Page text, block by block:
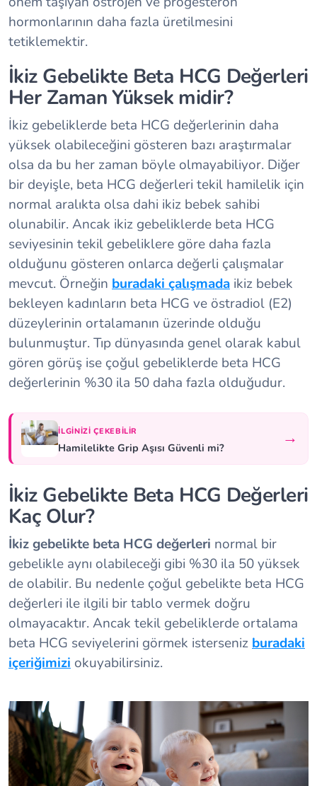
hormonlarının daha fazla üretilmesini
tetiklemektir.
İkiz Gebelikte Beta HCG Değerleri
Her Zaman Yüksek midir?
İkiz gebeliklerde beta HCG değerlerinin daha
yüksek olabileceğini gösteren bazı araştırmalar
olsa da bu her zaman böyle olmayabiliyor. Diğer
bir deyişle, beta HCG değerleri tekil hamilelik için
normal aralıkta olsa dahi ikiz bebek sahibi
olunabilir. Ancak ikiz gebeliklerde beta HCG
seviyesinin tekil gebeliklere göre daha fazla
olduğunu gösteren onlarca değerli çalışmalar
mevcut. Örneğin buradaki çalışmada ikiz bebek
bekleyen kadınların beta HCG ve östradiol (E2)
düzeylerinin ortalamanın üzerinde olduğu
bulunmuştur. Tıp dünyasında genel olarak kabul
gören görüş ise çoğul gebeliklerde beta HCG
değerlerinin %30 ila 50 daha fazla olduğudur.
İLGINIZI ÇEKEBILIR
Hamilelikte Grip Aşısı Güvenli mi? →
İkiz Gebelikte Beta HCG Değerleri
Kaç Olur?
İkiz gebelikte beta HCG değerleri normal bir
gebelikle aynı olabileceği gibi %30 ila 50 yüksek
de olabilir. Bu nedenle çoğul gebelikte beta HCG
değerleri ile ilgili bir tablo vermek doğru
olmayacaktır. Ancak tekil gebeliklerde ortalama
beta HCG seviyelerini görmek istersenizburadaki
içeriğimizi okuyabilirsiniz.